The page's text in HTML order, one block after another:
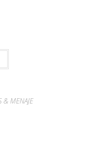
& MENAJE